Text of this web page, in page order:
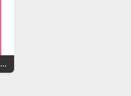
これは経費で落ちません! 〜経理部の森若さん〜